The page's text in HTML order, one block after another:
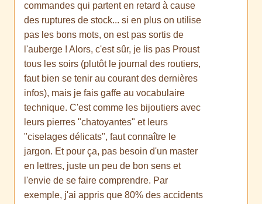
commandes qui partent en retard à cause
des ruptures de stock... si en plus on utilise
pas les bons mots, on est pas sortis de
l'auberge ! Alors, c'est sûr, je lis pas Proust
tous les soirs (plutôt le journal des routiers,
faut bien se tenir au courant des dernières
infos), mais je fais gaffe au vocabulaire
technique. C'est comme les bijoutiers avec
leurs pierres "chatoyantes" et leurs
"ciselages délicats", faut connaître le
jargon. Et pour ça, pas besoin d'un master
en lettres, juste un peu de bon sens et
l'envie de se faire comprendre. Par
exemple, j'ai appris que 80% des accidents